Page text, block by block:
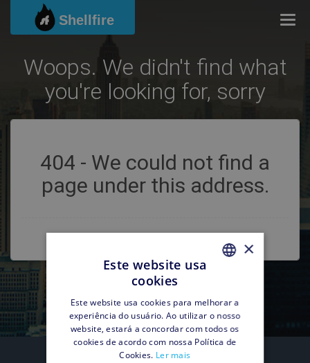
Shellfire
Woops. We didn't find what
you're looking for, sorry
404 - We could not find a
page under this address.
×
Este website usa
cookies
Este website usa cookies para melhorar a
experiência do usuário. Ao utilizar o nosso
website, estará a concordar com todos os
cookies de acordo com nossa Política de
Cookies. Ler mais